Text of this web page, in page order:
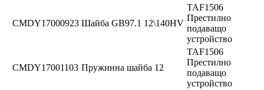
CMDY17000923 Шайба GB97.1 12\140HV
TAF1506
Престилно
подаващо
устройство
CMDY17001103 Пружинна шайба 12
TAF1506
Престилно
подаващо
устройство